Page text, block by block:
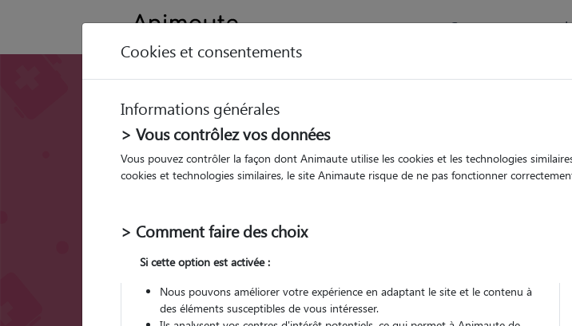
Comment ça
Castration chat : prix,
avantages inconvénients,
effets santé
Cookies et consentements
Informations générales
> Vous contrôlez vos données
Vous pouvez contrôler la façon dont Animaute utilise les cookies et les technologies
cookies et technologies similaires, le site Animaute risque de ne pas fonctionner
> Comment faire des choix
Si cette option est activée :
Nous pouvons améliorer votre expérience en adaptant le site et le contenu à
des éléments susceptibles de vous intéresser.